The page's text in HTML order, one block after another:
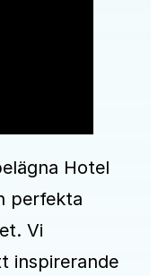
Hotel
perfekta
Vi
inspirerande